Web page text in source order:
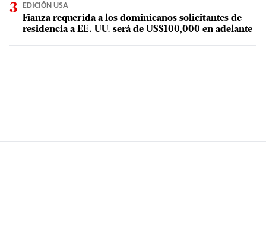
EDICIÓN USA
Fianza requerida a los dominicanos solicitantes de
residencia a EE. UU. será de US$100,000 en adelante